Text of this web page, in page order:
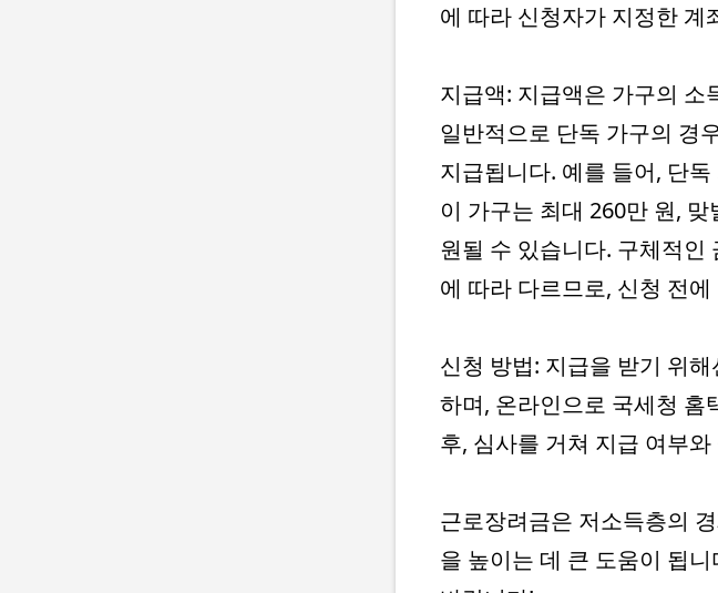
에 따라 신청자가 지정한 계
지급액: 지급액은 가구의 소
일반적으로 단독 가구의 경
지급됩니다. 예를 들어, 단
이 가구는 최대 260만 원,
원될 수 있습니다. 구체적인
에 따라 다르므로, 신청 전
신청 방법: 지급을 받기 위
하며, 온라인으로 국세청 홈
후, 심사를 거쳐 지급 여부
근로장려금은 저소득층의
을 높이는 데 큰 도움이 됩